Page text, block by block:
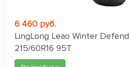
6 460 руб.
LingLong Leao Winter
215/60R16 95T